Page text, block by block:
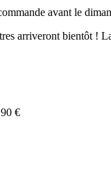
avant le
arriveront bientôt !
€